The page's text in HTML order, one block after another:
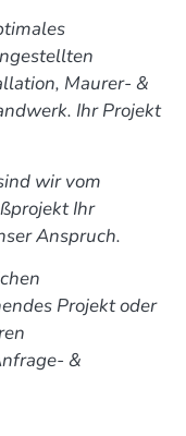
Maurer- &
Ihr Projekt
wir vom
Ihr
Anspruch.
Projekt oder
&